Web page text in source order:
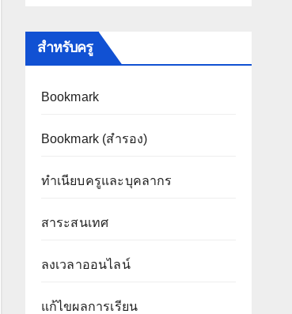
สำหรับครู
Bookmark
Bookmark (สำรอง)
ทำเนียบครูและบุคลากร
สาระสนเทศ
ลงเวลาออนไลน์
แก้ไขผลการเรียน